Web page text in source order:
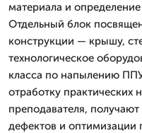
материала и
Отдельный блок
конструкции — крышу,
технологическое
класса по напылению
отработку практических
преподавателя,
дефектов и оптимизации